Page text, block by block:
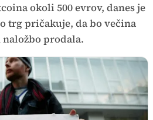
okoli 500 evrov, danes je
trg pričakuje, da bo večina
prodala.